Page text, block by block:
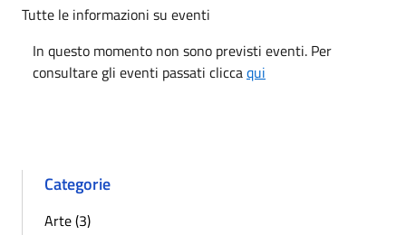
Tutte le informazioni su eventi
In questo momento non sono previsti eventi. Per
consultare gli eventi passati cliccaqui
Categorie
Arte (3)